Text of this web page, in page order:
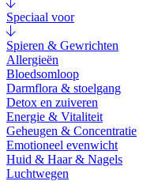
Speciaal voor
Spieren & Gewrichten
Allergieën
Bloedsomloop
Darmflora & stoelgang
Detox en zuiveren
Energie & Vitaliteit
Geheugen & Concentratie
Emotioneel evenwicht
Huid & Haar & Nagels
Luchtwegen